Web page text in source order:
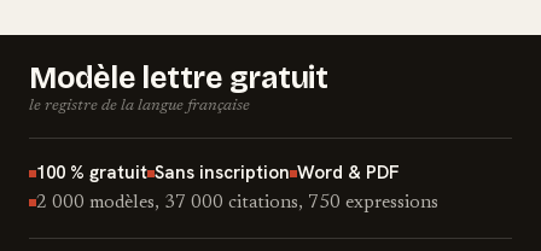
Modèle lettre gratuit
le registre de la langue française
100 % gratuit Sans inscription Word & PDF
2 000 modèles, 37 000 citations, 750 expressions